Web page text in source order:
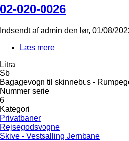
02-020-0026
Indsendt afadmin den lør, 01/08/
Læs mere
Litra
Sb
Bagagevogn til skinnebus -
Nummer serie
6
Kategori
Privatbaner
Rejsegodsvogne
Skive - Vestsalling Jernbane